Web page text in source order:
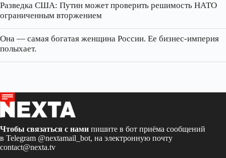
Разведка США: Путин может проверить решимость НАТО
ограниченным вторжением
Она — самая богатая женщина России. Ее бизнес‑империя
полыхает.
Чтобы связаться с нами пишите в бот приёма сообщений
в Telegram @nextamail_bot, на электронную почту
contact@nexta.tv